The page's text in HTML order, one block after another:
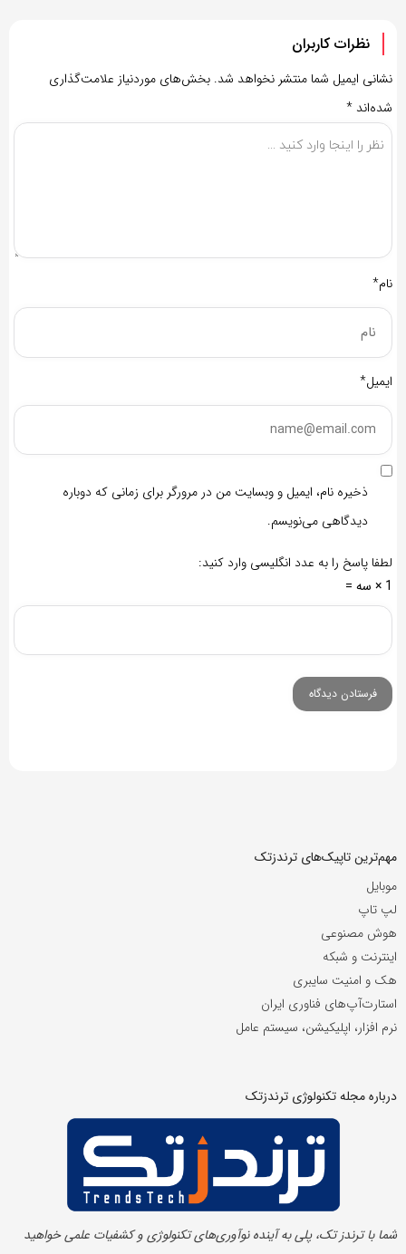
نظرات کاربران
نشانی ایمیل شما منتشر نخواهد شد. بخش‌های موردنیاز علامت‌گذاری
شده‌اند *
نام*
ایمیل*
ذخیره نام، ایمیل و وبسایت من در مرورگر برای زمانی که دوباره
دیدگاهی می‌نویسم.
لطفا پاسخ را به عدد انگلیسی وارد کنید:
1 × سه =
مهم‌ترین تاپیک‌های ترندزتک
موبایل
لپ تاپ
هوش مصنوعی
اینترنت و شبکه
هک و امنیت سایبری
استارت‌آپ‌های فناوری ایران
نرم افزار، اپلیکیشن، سیستم عامل
درباره مجله تکنولوژی ترندزتک
شما با ترندز تک، پلی به آینده‌ نوآوری‌های تکنولوژی و کشفیات علمی خواهید